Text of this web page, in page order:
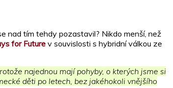
nad tím tehdy pozastavil? Nikdo menší, než
for Future v souvislosti s hybridní válkou ze
najednou mají pohyby, o kterých jsme si
děti po letech, bez jakéhokoli vnějšího